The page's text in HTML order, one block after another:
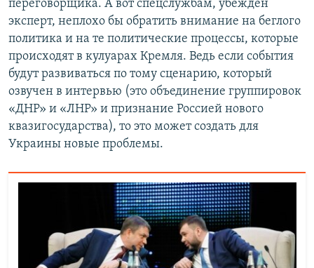
переговорщика. А вот спецслужбам, убежден
эксперт, неплохо бы обратить внимание на беглого
политика и на те политические процессы, которые
происходят в кулуарах Кремля. Ведь если события
будут развиваться по тому сценарию, который
озвучен в интервью (это объединение группировок
«ДНР» и «ЛНР» и признание Россией нового
квазигосударства), то это может создать для
Украины новые проблемы.